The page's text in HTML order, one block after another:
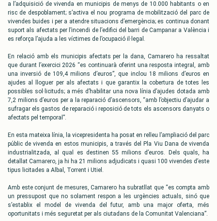
a l’adquisició de vivenda en municipis de menys de 10.000 habitants o en
risc de despoblament; s’activa el nou programa de mobilització del parc de
vivendes buides i per a atendre situacions d’emergència; es continua donant
suport als afectats per l’incendi de l’edifici del barri de Campanar a València i
es reforça l’ajuda a les víctimes de l’ocupació il·legal.
En relació amb els municipis afectats per la dana, Camarero ha ressaltat
que durant l’exercici 2026 “es continuarà oferint una resposta integral, amb
una inversió de 109,4 milions d’euros”, que inclou 18 milions d’euros en
ajudes al lloguer per als afectats i que garantix la cobertura de totes les
possibles sol·licituds; a més d’habilitar una nova línia d’ajudes dotada amb
7,2 milions d’euros per a la reparació d’ascensors, “amb l’objectiu d’ajudar a
sufragar els gastos de reparació i reposició de tots els ascensors danyats o
afectats pel temporal”.
En esta mateixa línia, la vicepresidenta ha posat en relleu l’ampliació del parc
públic de vivenda en estos municipis, a través del Pla Viu Dana de vivenda
industrialitzada, al qual es destinen 55 milions d’euros. Dels quals, ha
detallat Camarero, ja hi ha 21 milions adjudicats i quasi 100 vivendes d’este
tipus licitades a Albal, Torrent i Utiel.
Amb este conjunt de mesures, Camarero ha subratllat que “es compta amb
un pressupost que no solament respon a les urgències actuals, sinó que
s’establix el model de vivenda del futur, amb una major oferta, més
oportunitats i més seguretat per als ciutadans de la Comunitat Valenciana”.